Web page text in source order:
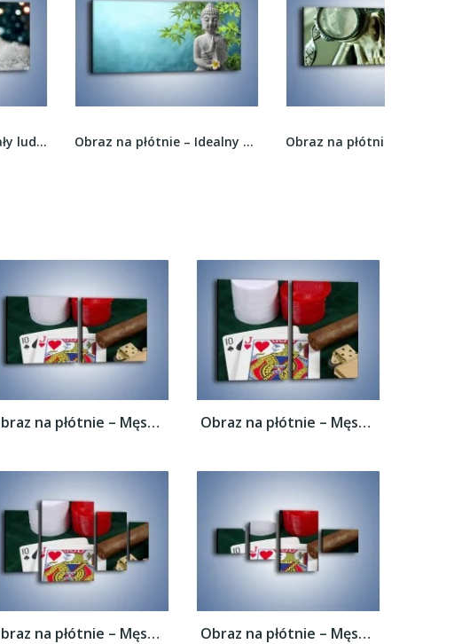
Obraz na płótnie – Idealny świat harmonii i... Obraz na płótnie – Uśmiechnięty starszy pan –...
Obraz na płótnie – Męski świat hazardu –... Obraz na płótnie – Męski świat hazardu –...
Obraz na płótnie – Męski świat hazardu –... Obraz na płótnie – Męski świat hazardu –...